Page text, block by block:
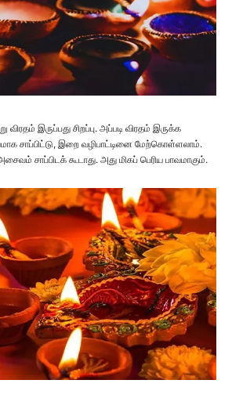
இருப்பது சிறப்பு. அப்படி விரதம் இருக்க
சாப்பிட்டு, இறை வழிபாட்டினை மேற்கொள்ளலாம்.
சாப்பிடக் கூடாது. அது மிகப் பெரிய பாவமாகும்.